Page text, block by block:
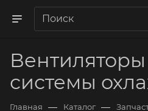
Вентиляторы
системы
Главная — Каталог —